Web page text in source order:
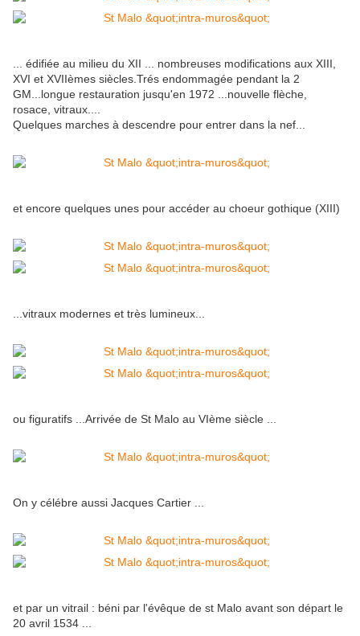
... édifiée au milieu du XII ... nombreuses modifications aux XIII,
XVI et XVIIèmes siècles.Trés endommagée pendant la 2
GM...longue restauration jusqu'en 1972 ...nouvelle flèche,
rosace, vitraux....
Quelques marches à descendre pour entrer dans la nef...
et encore quelques unes pour accéder au choeur gothique (XIII)
...vitraux modernes et très lumineux...
ou figuratifs ...Arrivée de St Malo au VIème siècle ...
On y célébre aussi Jacques Cartier ...
et par un vitrail : béni par l'évêque de st Malo avant son départ le
20 avril 1534 ...